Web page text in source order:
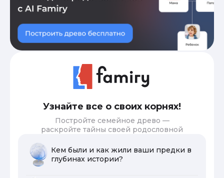
Узнайте все о своих корнях!
Постройте семейное древо —
раскройте тайны своей родословной
Кем были и как жили ваши предки в
глубинах истории?